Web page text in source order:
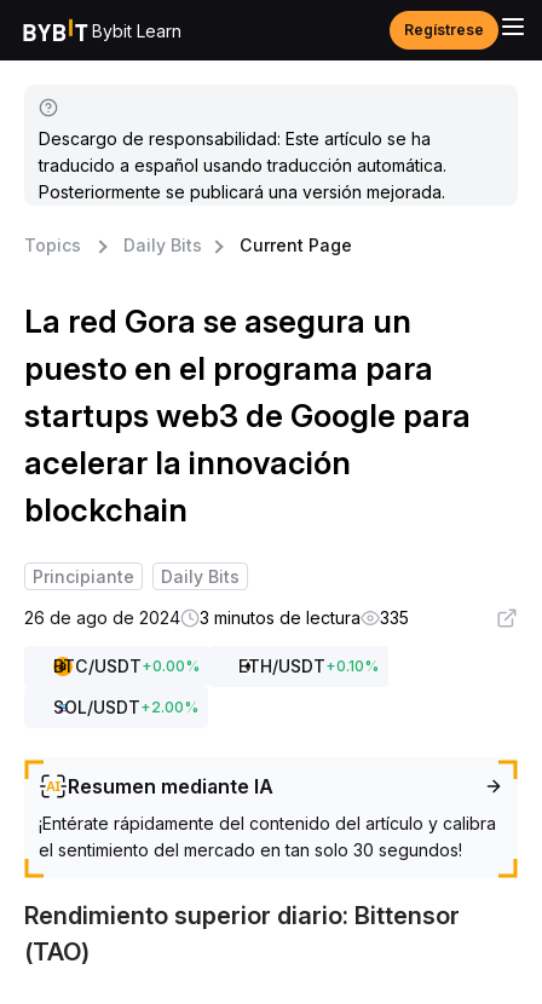
Bybit Learn Regístrese
Descargo de responsabilidad: Este artículo se ha
traducido a español usando traducción automática.
Posteriormente se publicará una versión mejorada.
Topics Daily Bits Current Page
La red Gora se asegura un
puesto en el programa para
startups web3 de Google para
acelerar la innovación
blockchain
Principiante
Daily Bits
26 de ago de 2024
3 minutos de lectura 335
BTC/USDT+0.00% ETH/USDT+0.10%
SOL/USDT+2.00%
Resumen mediante IA
¡Entérate rápidamente del contenido del artículo y calibra
el sentimiento del mercado en tan solo 30 segundos!
Rendimiento superior diario: Bittensor
(TAO)